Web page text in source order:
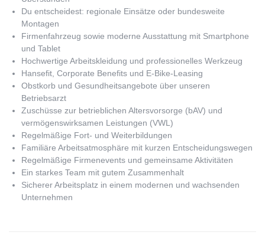
Du entscheidest: regionale Einsätze oder bundesweite
Montagen
Firmenfahrzeug sowie moderne Ausstattung mit Smartphone
und Tablet
Hochwertige Arbeitskleidung und professionelles Werkzeug
Hansefit, Corporate Benefits und E-Bike-Leasing
Obstkorb und Gesundheitsangebote über unseren
Betriebsarzt
Zuschüsse zur betrieblichen Altersvorsorge (bAV) und
vermögenswirksamen Leistungen (VWL)
Regelmäßige Fort- und Weiterbildungen
Familiäre Arbeitsatmosphäre mit kurzen Entscheidungswegen
Regelmäßige Firmenevents und gemeinsame Aktivitäten
Ein starkes Team mit gutem Zusammenhalt
Sicherer Arbeitsplatz in einem modernen und wachsenden
Unternehmen